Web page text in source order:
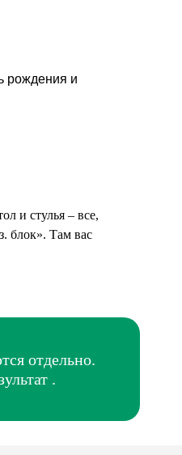
рождения и
и стулья – все,
блок». Там вас
отдельно.
.